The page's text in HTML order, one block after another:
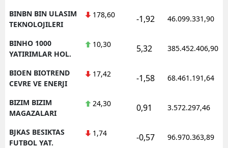
BINBN BIN ULASIM
TEKNOLOJILERI
178,60 -1,92 46.099.331,90
BINHO 1000
YATIRIMLAR HOL.
10,30 5,32 385.452.406,90
BIOEN BIOTREND
CEVRE VE ENERJI
17,42 -1,58 68.461.191,64
BIZIM BIZIM
MAGAZALARI
24,30 0,91 3.572.297,46
BJKAS BESIKTAS
FUTBOL YAT.
1,74 -0,57 96.970.363,89